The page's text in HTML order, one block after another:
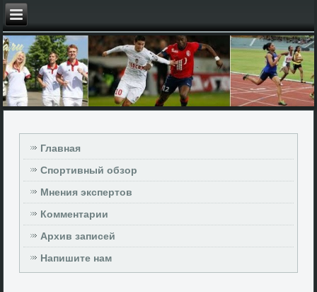
Главная
Спортивный обзор
Мнения экспертов
Комментарии
Архив записей
Напишите нам